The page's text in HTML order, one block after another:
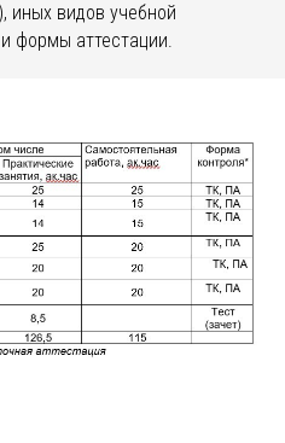
иных видов учебной
формы аттестации.